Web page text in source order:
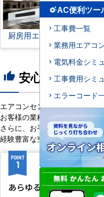
厨房用エアコン
thumb_up 安心の8つのポ
エアコンセンターACは、「格
お客様の業種や施設の形態に
さらに、お手入れのしやすさ
経験豊富な空調技術者が現場
POINT
1
settings_suggestAC便利ツー
工事費一覧
業務用エアコ
電気料金シミ
工事費用シミ
エラーコード